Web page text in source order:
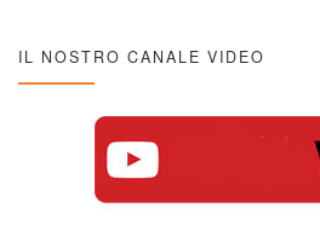
IL NOSTRO CANALE VIDEO